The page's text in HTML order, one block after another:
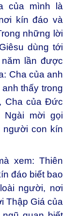
của mình là
kín đáo và
những lời
dùng tới
năm lần được
Cha của anh
thấy trong
Cha của Đức
Ngài mời gọi
người con kín
xem: Thiên
đáo biết bao
người, nơi
Thập Giá của